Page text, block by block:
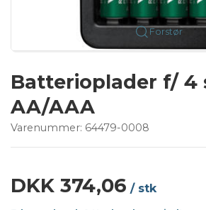
Forstør
Batterioplader f/ 4
AA/AAA
Varenummer: 64479-0008
DKK 374,06 / stk